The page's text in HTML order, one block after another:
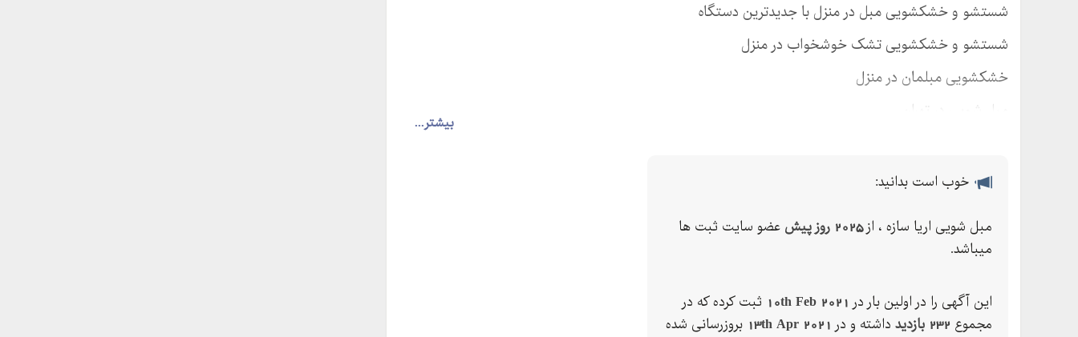
بیشتر...
شستشو و خشکشویی مبل در منزل با جدیدترین دستگاه
شستشو و خشکشویی تشک خوشخواب در منزل
خشکشویی مبلمان در منزل
مبل شویی در تهران
خوب است بدانید:
مبل شویی اریا سازه ، از2025 روز پیش
عضو سایت ثبت ها
میباشد.
این آگهی را در اولین بار در 10th Feb 2021 ثبت کرده که در
مجموع 232 بازدید داشته و در 13th Apr 2021 بروزرسانی شده